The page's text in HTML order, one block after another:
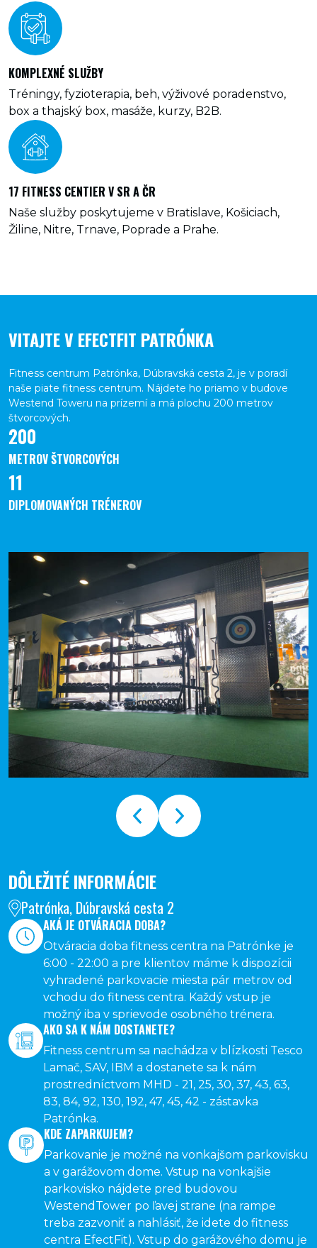
KOMPLEXNÉ SLUŽBY
Tréningy, fyzioterapia, beh, výživové poradenstvo,
box a thajský box, masáže, kurzy, B2B.
17 FITNESS CENTIER V SR A ČR
Naše služby poskytujeme v Bratislave, Košiciach,
Žiline, Nitre, Trnave, Poprade a Prahe.
VITAJTE V EFECTFIT PATRÓNKA
Fitness centrum Patrónka, Dúbravská cesta 2, je v poradí
naše piate fitness centrum. Nájdete ho priamo v budove
Westend Toweru na prízemí a má plochu 200 metrov
štvorcových.
200
METROV ŠTVORCOVÝCH
11
DIPLOMOVANÝCH TRÉNEROV
DÔLEŽITÉ INFORMÁCIE
Patrónka, Dúbravská cesta 2
AKÁ JE OTVÁRACIA DOBA?
Otváracia doba fitness centra na Patrónke je
6:00 - 22:00 a pre klientov máme k dispozícii
vyhradené parkovacie miesta pár metrov od
vchodu do fitness centra. Každý vstup je
možný iba v sprievode osobného trénera.
AKO SA K NÁM DOSTANETE?
Fitness centrum sa nachádza v blízkosti Tesco
Lamač, SAV, IBM a dostanete sa k nám
prostredníctvom MHD - 21, 25, 30, 37, 43, 63,
83, 84, 92, 130, 192, 47, 45, 42 - zástavka
Patrónka.
KDE ZAPARKUJEM?
Parkovanie je možné na vonkajšom parkovisku
a v garážovom dome. Vstup na vonkajšie
parkovisko nájdete pred budovou
WestendTower po ľavej strane (na rampe
treba zazvoniť a nahlásiť, že idete do fitness
centra EfectFit). Vstup do garážového domu je